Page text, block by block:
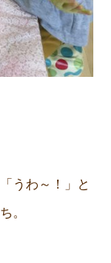
うわ～！」と
。